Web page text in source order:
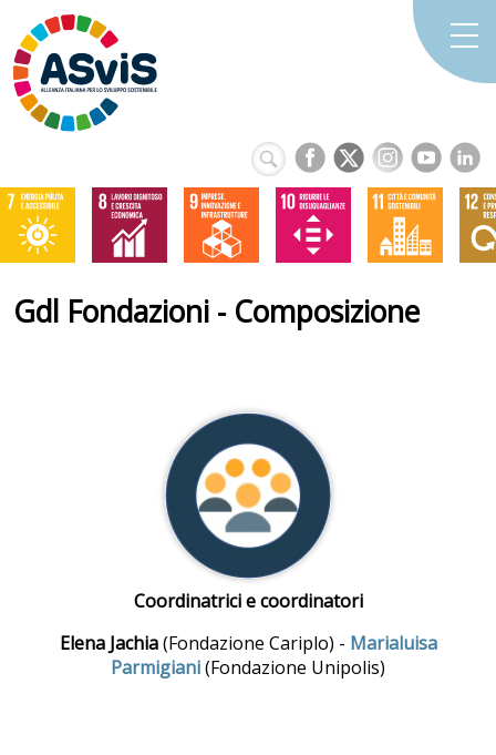
Gdl Fondazioni - Composizione
Coordinatrici e coordinatori
Elena Jachia(Fondazione Cariplo) - Marialuisa
Parmigiani(Fondazione Unipolis)